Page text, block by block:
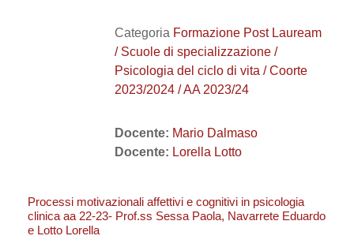
Categoria Formazione Post Lauream
/ Scuole di specializzazione /
Psicologia del ciclo di vita / Coorte
2023/2024 / AA 2023/24
Docente: Mario Dalmaso
Docente: Lorella Lotto
Processi motivazionali affettivi e cognitivi in psicologia
clinica aa 22-23- Prof.ss Sessa Paola, Navarrete Eduardo
e Lotto Lorella